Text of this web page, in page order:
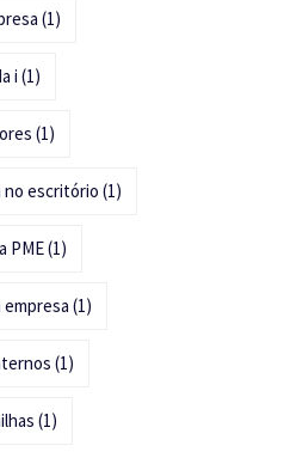
(1)
i (1)
(1)
no escritório (1)
PME(1)
(1)
(1)
(1)